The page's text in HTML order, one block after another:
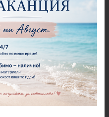
Силиконови печати
Гумени печати
Печати за восък
Предмети за декорация
Предмети за декорация -
Акрил и пластмаса
Предмети за декорация -
Дърво